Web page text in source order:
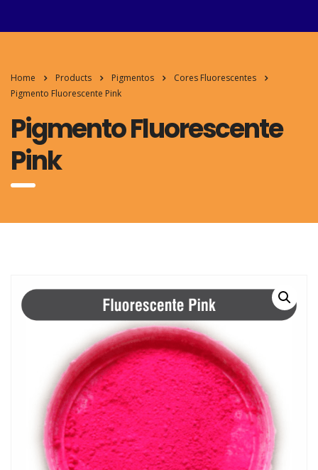
Home Products Pigmentos
Cores Fluorescentes
Pigmento Fluorescente Pink
Pigmento Fluorescente
Pink